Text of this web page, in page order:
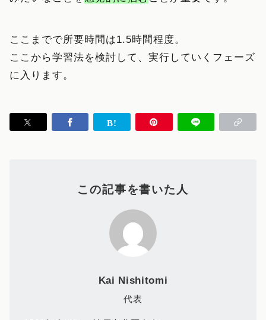
ここまでで所要時間は1.5時間程度。
ここから学習法を検討して、実行していくフェーズ
に入ります。
この記事を書いた人
Kai Nishitomi
代表